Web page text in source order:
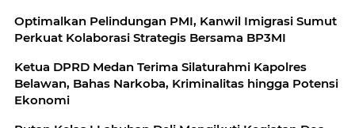
Optimalkan Pelindungan PMI, Kanwil Imigrasi Sumut
Perkuat Kolaborasi Strategis Bersama BP3MI
Ketua DPRD Medan Terima Silaturahmi Kapolres
Belawan, Bahas Narkoba, Kriminalitas hingga Potensi
Ekonomi